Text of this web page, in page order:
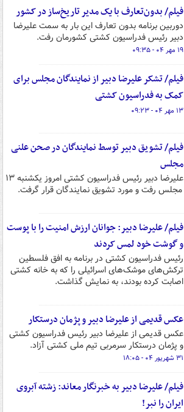
فیلم/ بدون‌تعارف با یک مدیر تاریخ‌ساز در کشور
دوربین برنامه بدون تعارف این بار به سمت علیرضا
دبیر رئیس فدراسیون کشتی کشورمان رفت.
۱۹ مهر ۰۴ - ۰۹:۳۵
فیلم/ تشکر علیرضا دبیر از نمایندگان مجلس برای
کمک به فدراسیون کشتی
۱۳ مهر ۰۴ - ۰۹:۲۳
فیلم/ تشویق دبیر توسط نمایندگان در صحن علنی
مجلس
علیرضا دبیر رئیس فدراسیون کشتی امروز یکشنبه ۱۳
فیلم/ علیرضا دبیر: جوانان ارزش امنیت را با پوست
و گوشت خود لمس کردند
رئیس فدراسیون کشتی در برنامه به افق فلسطین
ترکش‌های موشک‌های اسرائیلی را که به خانه کشتی
اصابت کرده بودند، به نمایش گذاشت.
عکس قدیمی از علیرضا دبیر و پژمان درستکار
عکس قدیمی از علیرضا دبیر رئیس فدراسیون کشتی
و پژمان درستکار سرمربی تیم ملی کشتی آزاد.
۳۱ شهریور ۰۴ - ۱۸:۰۵
فیلم/ علیرضا دبیر به خبرنگار معاند: زشته آبروی
ایران را نبر!